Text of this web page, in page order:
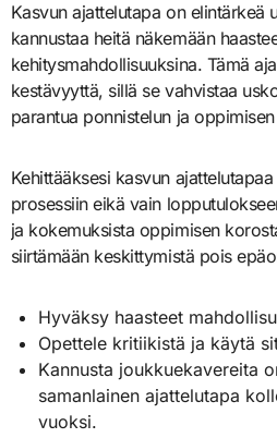
Kasvun ajattelutapa on elintärkeä
kannustaa heitä näkemään
kehitysmahdollisuuksina. Tämä
kestävyyttä, sillä se vahvistaa
parantua ponnistelun ja
Kehittääksesi kasvun
prosessiin eikä vain
ja kokemuksista oppimisen
siirtämään keskittymistä pois
Hyväksy haasteet
Opettele kritiikistä ja käytä
Kannusta joukkuekavereita
samanlainen ajattelutapa
vuoksi.